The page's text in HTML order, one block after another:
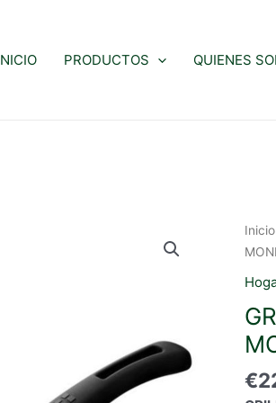
PRODUCTOS QUIENES
Inicio
€